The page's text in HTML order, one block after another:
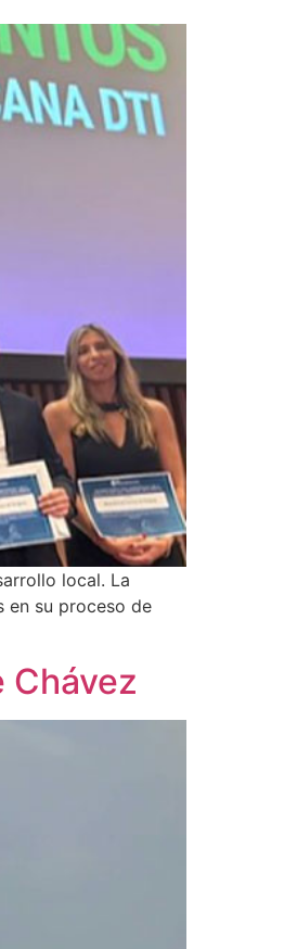
local. La
en su proceso de
Chávez